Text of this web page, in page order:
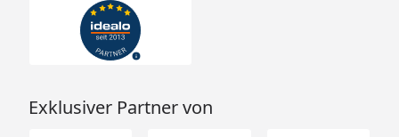
Exklusiver Partner von